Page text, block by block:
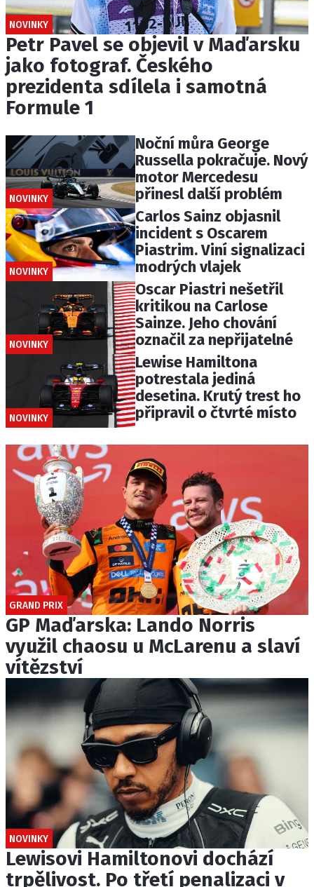
NOVINKY
Petr Pavel se objevil v Maďarsku
jako fotograf. Českého
prezidenta sdílela i samotná
Formule 1
NOVINKY
Noční můra George
Russella pokračuje. Nový
motor Mercedesu
přinesl další problém
NOVINKY
Carlos Sainz objasnil
incident s Oscarem
Piastrim. Viní signalizaci
modrých vlajek
NOVINKY
Oscar Piastri nešetřil
kritikou na Carlose
Sainze. Jeho chování
označil za nepřijatelné
NOVINKY
Lewise Hamiltona
potrestala jediná
desetina. Krutý trest ho
připravil o čtvrté místo
GRAND PRIX
GP Maďarska: Lando Norris
využil chaosu u McLarenu a slaví
vítězství
NOVINKY
Lewisovi Hamiltonovi dochází
trpělivost. Po třetí penalizaci v